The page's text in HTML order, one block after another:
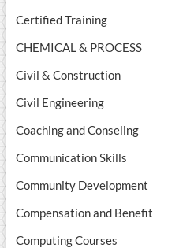
Certified Training
CHEMICAL & PROCESS
Civil & Construction
Civil Engineering
Coaching and Conseling
Communication Skills
Community Development
Compensation and Benefit
Computing Courses